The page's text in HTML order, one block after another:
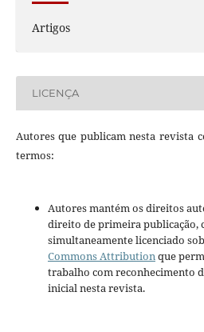
Artigos
LICENÇA
Autores que publicam nesta revista
termos:
Autores mantém os direitos
direito de primeira publicação,
simultaneamente licenciado
Commons Attributionque
trabalho com reconhecimento
inicial nesta revista.